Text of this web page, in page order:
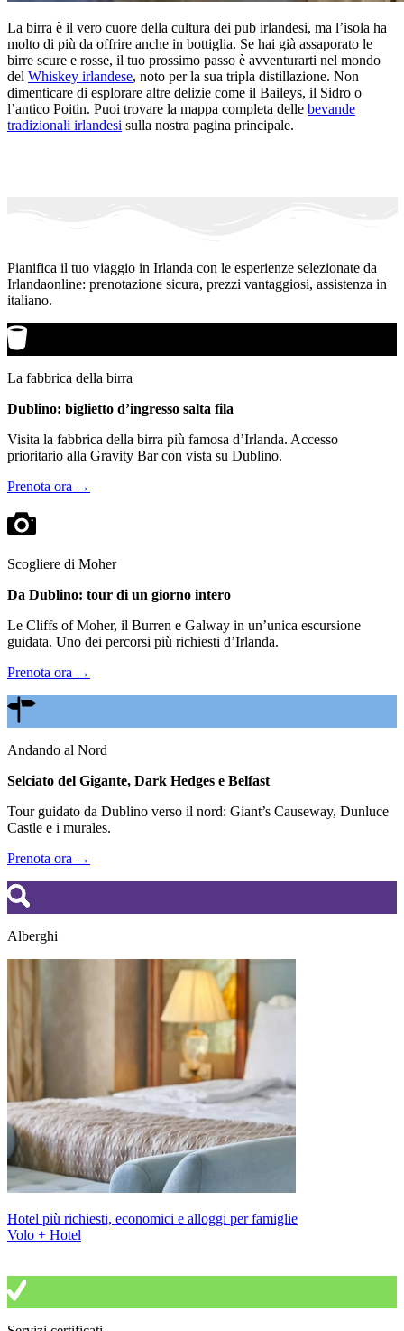
La birra è il vero cuore della cultura dei pub irlandesi, ma l’isola ha
molto di più da offrire anche in bottiglia. Se hai già assaporato le
birre scure e rosse, il tuo prossimo passo è avventurarti nel mondo
del Whiskey irlandese, noto per la sua tripla distillazione. Non
dimenticare di esplorare altre delizie come il Baileys, il Sidro o
l’antico Poitin. Puoi trovare la mappa completa delle bevande
tradizionali irlandesi sulla nostra pagina principale.
Pianifica il tuo viaggio in Irlanda con le esperienze selezionate da
Irlandaonline: prenotazione sicura, prezzi vantaggiosi, assistenza in
italiano.
La fabbrica della birra
Dublino: biglietto d’ingresso salta fila
Visita la fabbrica della birra più famosa d’Irlanda. Accesso
prioritario alla Gravity Bar con vista su Dublino.
Prenota ora →
Scogliere di Moher
Da Dublino: tour di un giorno intero
Le Cliffs of Moher, il Burren e Galway in un’unica escursione
guidata. Uno dei percorsi più richiesti d’Irlanda.
Prenota ora →
Andando al Nord
Selciato del Gigante, Dark Hedges e Belfast
Tour guidato da Dublino verso il nord: Giant’s Causeway, Dunluce
Castle e i murales.
Prenota ora →
Alberghi
Hotel più richiesti, economici e alloggi per famiglie
Volo + Hotel